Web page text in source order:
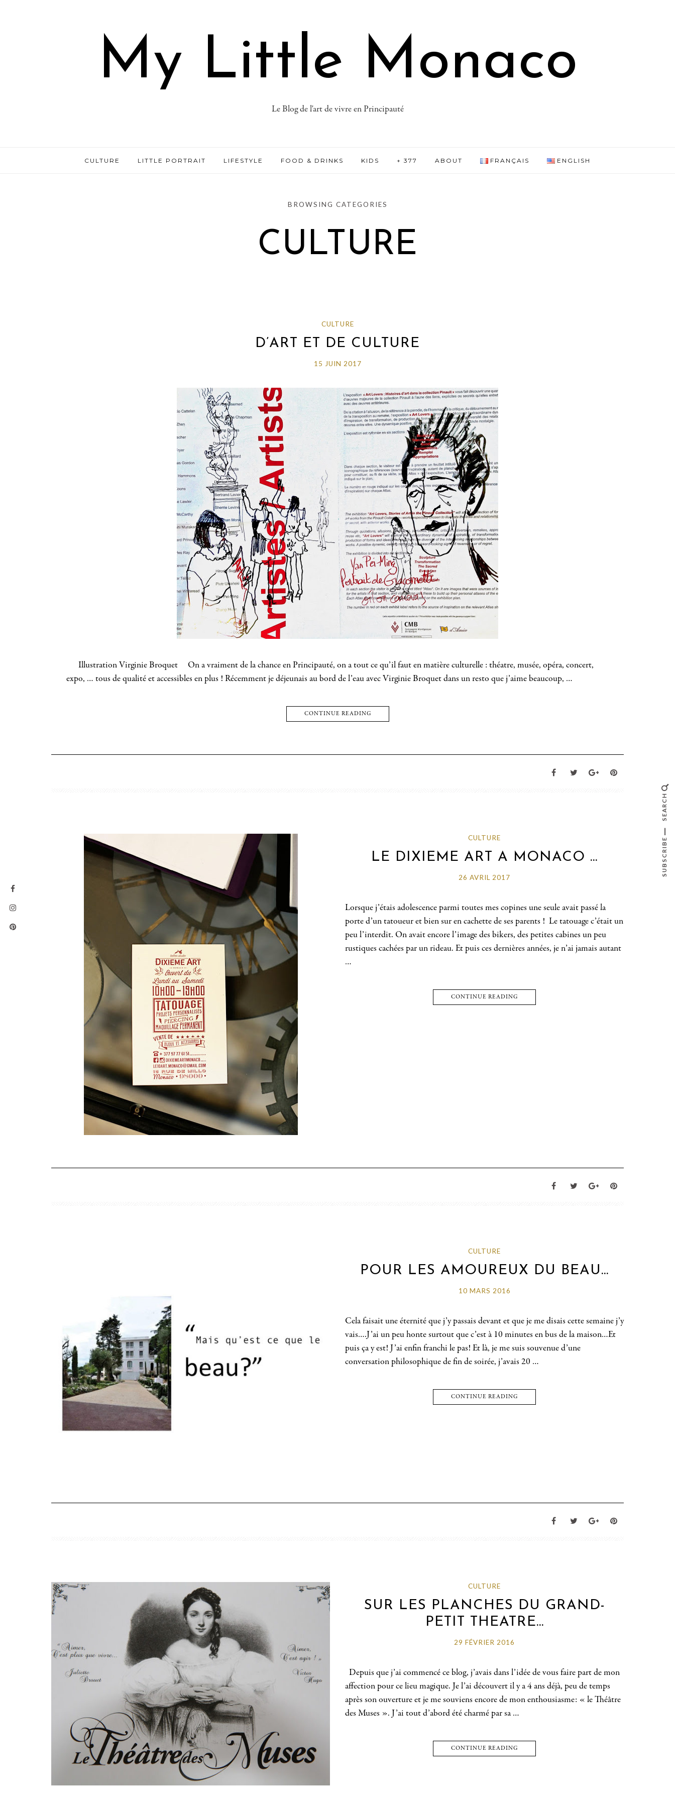
My Little Monaco
Le Blog de l'art de vivre en Principauté
CULTURE LITTLE PORTRAIT LIFESTYLE FOOD & DRINKS KIDS + 377 ABOUT FRANÇAIS ENGLISH
BROWSING CATEGORIES
CULTURE
CULTURE
D’ART ET DE CULTURE
15 JUIN 2017
Illustration Virginie Broquet On a vraiment de la chance en Principauté, on a tout ce qu’il faut en matière culturelle : théatre, musée, opéra, concert,
expo, … tous de qualité et accessibles en plus ! Récemment je déjeunais au bord de l’eau avec Virginie Broquet dans un resto que j’aime beaucoup, …
CONTINUE READING
CULTURE
LE DIXIEME ART A MONACO …
26 AVRIL 2017
Lorsque j’étais adolescence parmi toutes mes copines une seule avait passé la
porte d’un tatoueur et bien sur en cachette de ses parents ! Le tatouage c’était un
peu l’interdit. On avait encore l’image des bikers, des petites cabines un peu
rustiques cachées par un rideau. Et puis ces dernières années, je n’ai jamais autant
…
CONTINUE READING
CULTURE
POUR LES AMOUREUX DU BEAU…
10 MARS 2016
Cela faisait une éternité que j’y passais devant et que je me disais cette semaine j’y
vais….J’ai un peu honte surtout que c’est à 10 minutes en bus de la maison…Et
puis ça y est! J’ai enfin franchi le pas! Et là, je me suis souvenue d’une
conversation philosophique de fin de soirée, j’avais 20 …
CONTINUE READING
CULTURE
SUR LES PLANCHES DU GRAND-
PETIT THEATRE…
29 FÉVRIER 2016
Depuis que j’ai commencé ce blog, j’avais dans l’idée de vous faire part de mon
affection pour ce lieu magique. Je l’ai découvert il y a 4 ans déjà, peu de temps
après son ouverture et je me souviens encore de mon enthousiasme: « le Théâtre
des Muses ». J’ai tout d’abord été charmé par sa …
CONTINUE READING
SEARCH
SUBSCRIBE